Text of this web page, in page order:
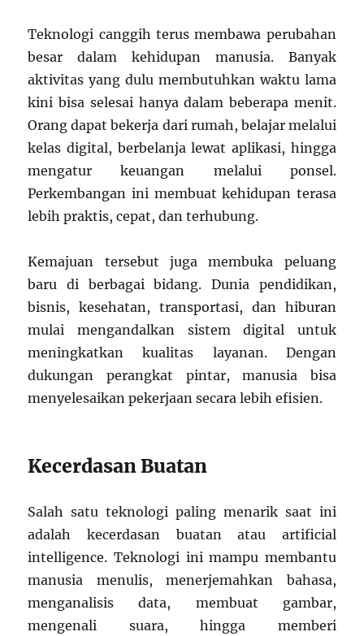
Teknologi canggih terus membawa perubahan
besar dalam kehidupan manusia. Banyak
aktivitas yang dulu membutuhkan waktu lama
kini bisa selesai hanya dalam beberapa menit.
Orang dapat bekerja dari rumah, belajar melalui
kelas digital, berbelanja lewat aplikasi, hingga
mengatur keuangan melalui ponsel.
Perkembangan ini membuat kehidupan terasa
lebih praktis, cepat, dan terhubung.
Kemajuan tersebut juga membuka peluang
baru di berbagai bidang. Dunia pendidikan,
bisnis, kesehatan, transportasi, dan hiburan
mulai mengandalkan sistem digital untuk
meningkatkan kualitas layanan. Dengan
dukungan perangkat pintar, manusia bisa
menyelesaikan pekerjaan secara lebih efisien.
Kecerdasan Buatan
Salah satu teknologi paling menarik saat ini
adalah kecerdasan buatan atau artificial
intelligence. Teknologi ini mampu membantu
manusia menulis, menerjemahkan bahasa,
menganalisis data, membuat gambar,
mengenali suara, hingga memberi